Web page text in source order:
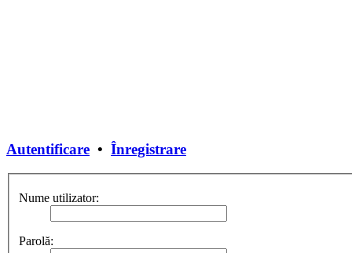
Autentificare • Înregistrare
Nume utilizator:
Parolă: